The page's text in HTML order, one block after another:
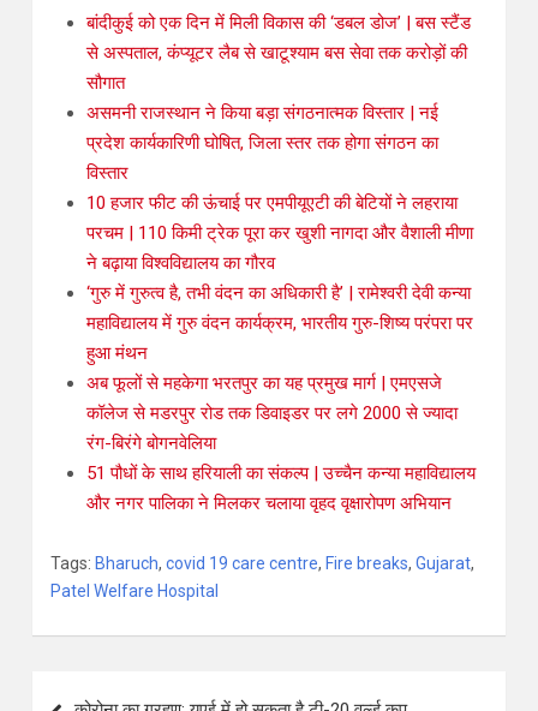
बांदीकुई को एक दिन में मिली विकास की ‘डबल डोज’ | बस स्टैंड
से अस्पताल, कंप्यूटर लैब से खाटूश्याम बस सेवा तक करोड़ों की
सौगात
असमनी राजस्थान ने किया बड़ा संगठनात्मक विस्तार | नई
प्रदेश कार्यकारिणी घोषित, जिला स्तर तक होगा संगठन का
विस्तार
10 हजार फीट की ऊंचाई पर एमपीयूएटी की बेटियों ने लहराया
परचम | 110 किमी ट्रेक पूरा कर खुशी नागदा और वैशाली मीणा
ने बढ़ाया विश्वविद्यालय का गौरव
‘गुरु में गुरुत्व है, तभी वंदन का अधिकारी है’ | रामेश्वरी देवी कन्या
महाविद्यालय में गुरु वंदन कार्यक्रम, भारतीय गुरु-शिष्य परंपरा पर
हुआ मंथन
अब फूलों से महकेगा भरतपुर का यह प्रमुख मार्ग | एमएसजे
कॉलेज से मडरपुर रोड तक डिवाइडर पर लगे 2000 से ज्यादा
रंग-बिरंगे बोगनवेलिया
51 पौधों के साथ हरियाली का संकल्प | उच्चैन कन्या महाविद्यालय
और नगर पालिका ने मिलकर चलाया वृहद वृक्षारोपण अभियान
Tags: Bharuch, covid 19 care centre, Fire breaks, Gujarat,
Patel Welfare Hospital